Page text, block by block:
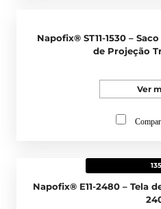
Napofix® ST11-1530 –
de Projeção
Ver
Napofix® E11-2480 – Tela